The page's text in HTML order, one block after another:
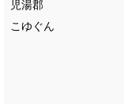
児湯郡
こゆぐん